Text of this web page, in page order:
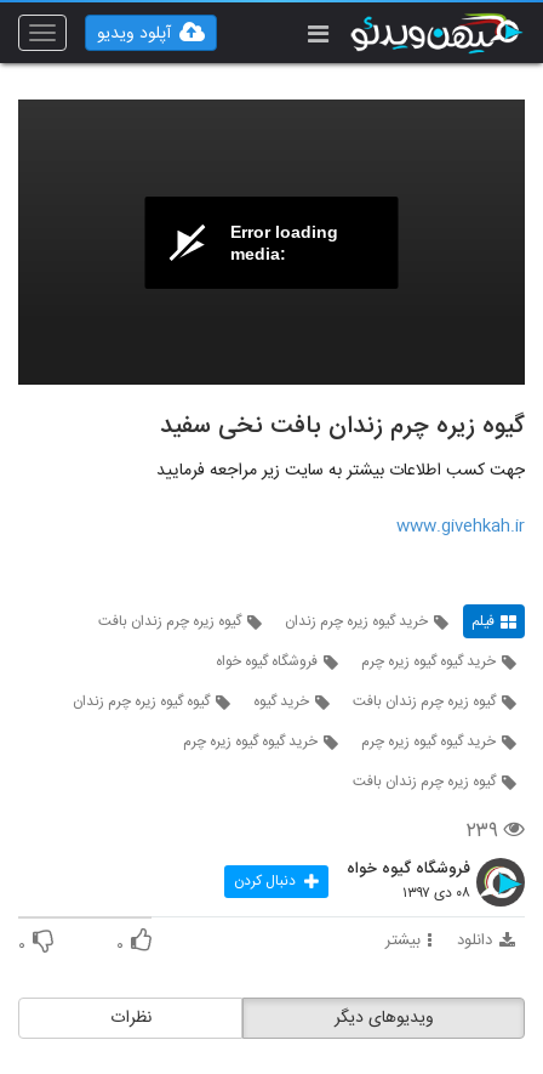
Toggle
آپلود ویدیو
Error loading
media:
گیوه زیره چرم زندان بافت نخی سفید
جهت کسب اطلاعات بیشتر به سایت زیر مراجعه فرمایید
www.givehkah.ir
فیلم خرید گیوه زیره چرم زندان
گیوه زیره چرم زندان بافت
خرید گیوه گیوه زیره چرم
فروشگاه گیوه خواه
گیوه زیره چرم زندان بافت
خرید گیوه
گیوه گیوه زیره چرم زندان
خرید گیوه گیوه زیره چرم
خرید گیوه گیوه زیره چرم
گیوه زیره چرم زندان بافت
۲۳۹
فروشگاه گیوه خواه
۰۸ دی ۱۳۹۷ دنبال کردن
دانلود بیشتر ۰ ۰
نظرات ویدیوهای دیگر